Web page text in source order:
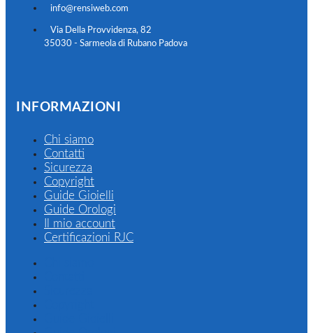
info@rensiweb.com
Via Della Provvidenza, 82
35030 - Sarmeola di Rubano Padova
INFORMAZIONI
Chi siamo
Contatti
Sicurezza
Copyright
Guide Gioielli
Guide Orologi
Il mio account
Certificazioni RJC